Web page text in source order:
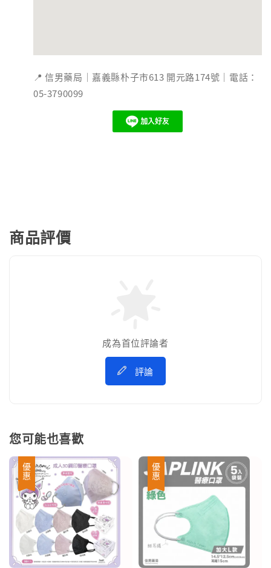
📍 信男藥局｜嘉義縣朴子市613 開元路174號｜電話：
05-3790099
商品評價
成為首位評論者
評論
您可能也喜歡
優惠 優惠